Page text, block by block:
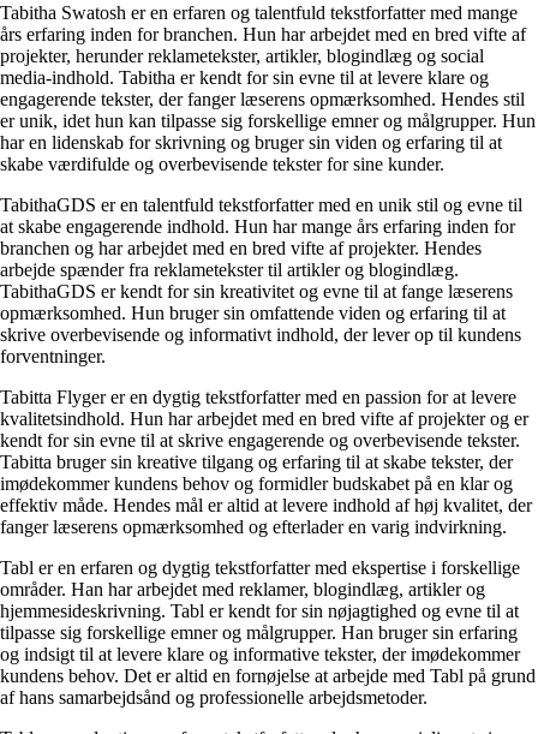
Tabitha Swatosh er en erfaren og talentfuld tekstforfatter med mange
års erfaring inden for branchen. Hun har arbejdet med en bred vifte af
projekter, herunder reklametekster, artikler, blogindlæg og social
media-indhold. Tabitha er kendt for sin evne til at levere klare og
engagerende tekster, der fanger læserens opmærksomhed. Hendes stil
er unik, idet hun kan tilpasse sig forskellige emner og målgrupper. Hun
har en lidenskab for skrivning og bruger sin viden og erfaring til at
skabe værdifulde og overbevisende tekster for sine kunder.
TabithaGDS er en talentfuld tekstforfatter med en unik stil og evne til
at skabe engagerende indhold. Hun har mange års erfaring inden for
branchen og har arbejdet med en bred vifte af projekter. Hendes
arbejde spænder fra reklametekster til artikler og blogindlæg.
TabithaGDS er kendt for sin kreativitet og evne til at fange læserens
opmærksomhed. Hun bruger sin omfattende viden og erfaring til at
skrive overbevisende og informativt indhold, der lever op til kundens
forventninger.
Tabitta Flyger er en dygtig tekstforfatter med en passion for at levere
kvalitetsindhold. Hun har arbejdet med en bred vifte af projekter og er
kendt for sin evne til at skrive engagerende og overbevisende tekster.
Tabitta bruger sin kreative tilgang og erfaring til at skabe tekster, der
imødekommer kundens behov og formidler budskabet på en klar og
effektiv måde. Hendes mål er altid at levere indhold af høj kvalitet, der
fanger læserens opmærksomhed og efterlader en varig indvirkning.
Tabl er en erfaren og dygtig tekstforfatter med ekspertise i forskellige
områder. Han har arbejdet med reklamer, blogindlæg, artikler og
hjemmesideskrivning. Tabl er kendt for sin nøjagtighed og evne til at
tilpasse sig forskellige emner og målgrupper. Han bruger sin erfaring
og indsigt til at levere klare og informative tekster, der imødekommer
kundens behov. Det er altid en fornøjelse at arbejde med Tabl på grund
af hans samarbejdsånd og professionelle arbejdsmetoder.